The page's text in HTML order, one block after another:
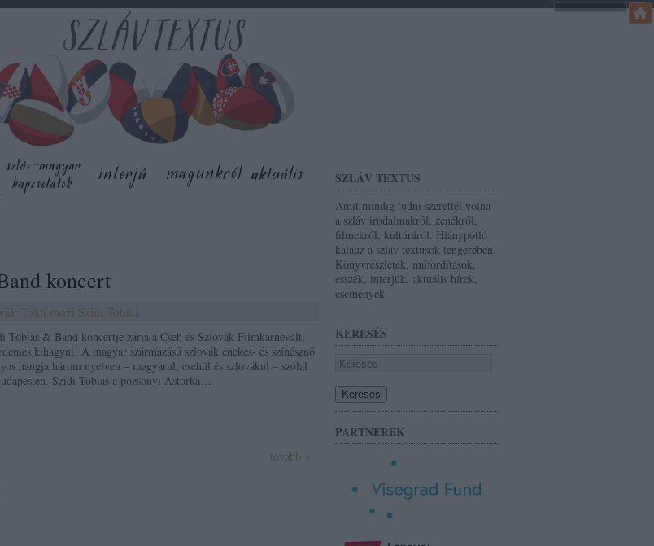
SZLÁV TEXTUS
Amit mindig tudni szerettél volna
a szláv irodalmakról, zenékről,
filmekről, kultúráról. Hiánypótló
kalauz a szláv textusok tengerében.
Könyvrészletek, műfordítások,
esszék, interjúk, aktuális hírek,
események.
KERESÉS
PARTNEREK
koncert
Toldi mozi Szidi Tobias
Tobias & Band koncertje zárja a Cseh és Szlovák Filmkarnevált,
kihagyni! A magyar származású szlovák énekes- és színésznő
hangja három nyelven – magyarul, csehül és szlovákul – szólal
Szidi Tobias a pozsonyi Astorka…
tovább »